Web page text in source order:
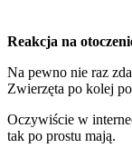
Reakcja na
Na pewno nie raz
Zwierzęta po kolej
Oczywiście w
tak po prostu mają.